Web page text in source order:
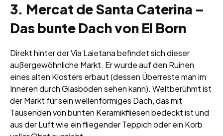
3. Mercat de Santa Caterina –
Das bunte Dach von El Born
Direkt hinter der Via Laietana befindet sich dieser
außergewöhnliche Markt. Er wurde auf den Ruinen
eines alten Klosters erbaut (dessen Überreste man im
Inneren durch Glasböden sehen kann). Weltberühmt ist
der Markt für sein wellenförmiges Dach, das mit
Tausenden von bunten Keramikfliesen bedeckt ist und
aus der Luft wie ein fliegender Teppich oder ein Korb